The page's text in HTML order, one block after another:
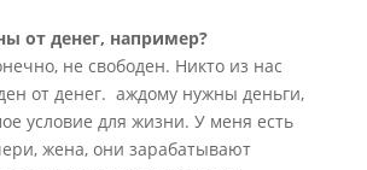
от денег, например?
не свободен. Никто из нас
от денег. аждому нужны деньги,
условие для жизни. У меня есть
жена, они зарабатывают